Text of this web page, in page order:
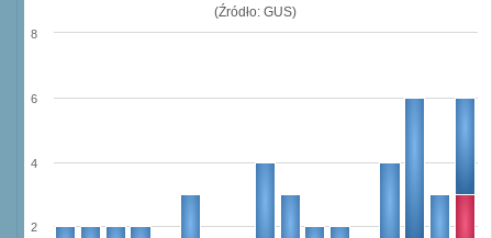
(Źródło: GUS)
2
4
6
8